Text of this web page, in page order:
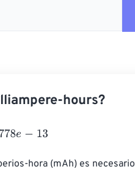
hours?
hora (mAh) es